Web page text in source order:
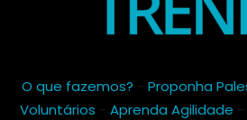
O que fazemos? - Proponha
Voluntários - Aprenda Agilidade -